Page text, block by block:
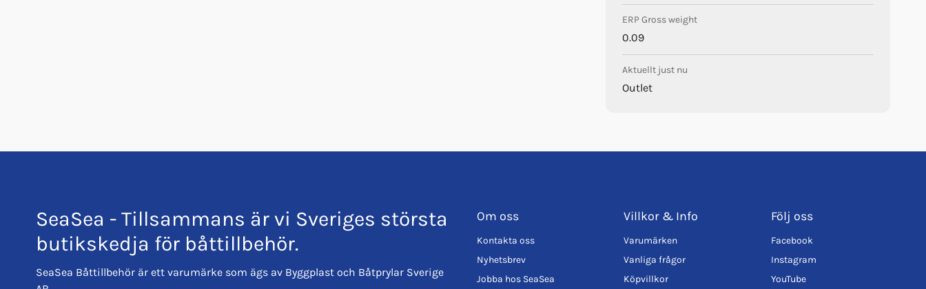
ERP Gross weight
0.09
Aktuellt just nu
Outlet
SeaSea - Tillsammans är vi Sveriges största
butikskedja för båttillbehör.
SeaSea Båttillbehör är ett varumärke som ägs av Byggplast och Båtprylar Sverige
Om oss
Kontakta oss
Nyhetsbrev
Jobba hos SeaSea
Villkor & Info
Varumärken
Vanliga frågor
Köpvillkor
Följ oss
Facebook
Instagram
YouTube